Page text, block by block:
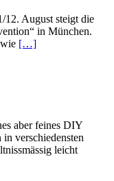
12. August steigt die
in München.
[…]
aber feines DIY
verschiedensten
leicht